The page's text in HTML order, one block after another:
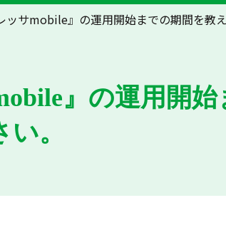
サmobile』の運用開始までの期間を教え
』の運用開始
い。